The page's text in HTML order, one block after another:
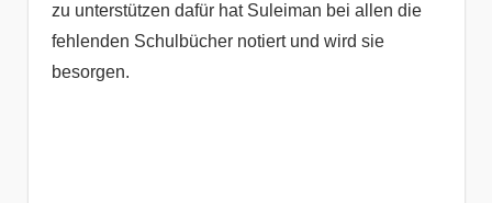
zu unterstützen dafür hat Suleiman bei allen die
fehlenden Schulbücher notiert und wird sie
besorgen.